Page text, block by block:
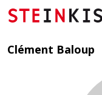
Clément Baloup